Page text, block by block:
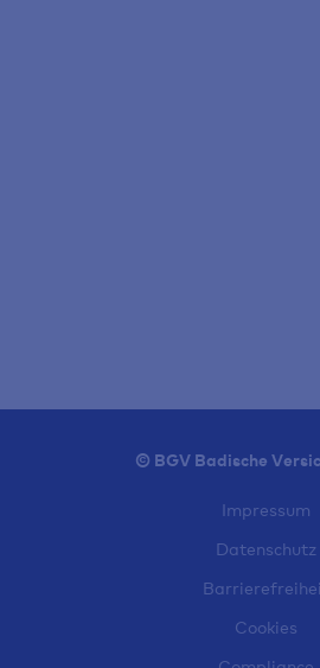
© BGV Badische
Impressum
Datenschutz
Cookies